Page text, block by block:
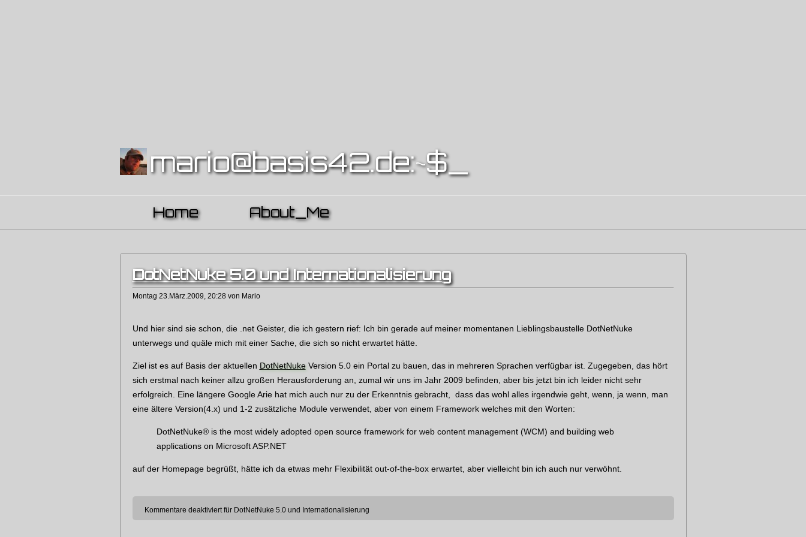
mario@basis42.de:~$_
Home About_Me
DotNetNuke 5.0 und Internationalisierung
Montag 23.März.2009, 20:28 von Mario
Und hier sind sie schon, die .net Geister, die ich gestern rief: Ich bin gerade auf meiner momentanen Lieblingsbaustelle DotNetNuke
unterwegs und quäle mich mit einer Sache, die sich so nicht erwartet hätte.
Ziel ist es auf Basis der aktuellen DotNetNukeVersion 5.0 ein Portal zu bauen, das in mehreren Sprachen verfügbar ist. Zugegeben, das hört
sich erstmal nach keiner allzu großen Herausforderung an, zumal wir uns im Jahr 2009 befinden, aber bis jetzt bin ich leider nicht sehr
erfolgreich. Eine längere Google Arie hat mich auch nur zu der Erkenntnis gebracht, dass das wohl alles irgendwie geht, wenn, ja wenn, man
eine ältere Version(4.x) und 1-2 zusätzliche Module verwendet, aber von einem Framework welches mit den Worten:
DotNetNuke® is the most widely adopted open source framework for web content management (WCM) and building web
applications on Microsoft ASP.NET
auf der Homepage begrüßt, hätte ich da etwas mehr Flexibilität out-of-the-box erwartet, aber vielleicht bin ich auch nur verwöhnt.
Kommentare deaktiviertfür DotNetNuke 5.0 und Internationalisierung